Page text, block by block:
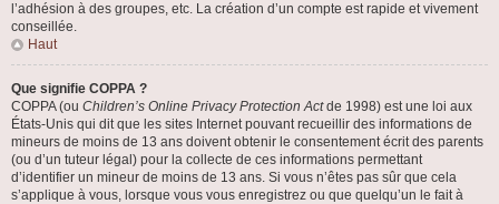
l’adhésion à des groupes, etc. La création d’un compte est rapide et vivement
conseillée.
Haut
Que signifie COPPA ?
COPPA (ou Children’s Online Privacy Protection Actde 1998) est une loi aux
États-Unis qui dit que les sites Internet pouvant recueillir des informations de
mineurs de moins de 13 ans doivent obtenir le consentement écrit des parents
(ou d’un tuteur légal) pour la collecte de ces informations permettant
d’identifier un mineur de moins de 13 ans. Si vous n’êtes pas sûr que cela
s’applique à vous, lorsque vous vous enregistrez ou que quelqu’un le fait à